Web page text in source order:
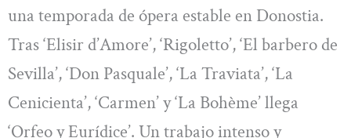
una temporada de ópera estable en Donostia.
Tras ‘Elisir d’Amore’, ‘Rigoletto’, ‘El barbero de
Sevilla’, ‘Don Pasquale’, ‘La Traviata’, ‘La
Cenicienta’, ‘Carmen’ y ‘La Bohème’ llega
‘Orfeo y Eurídice’. Un trabajo intenso y